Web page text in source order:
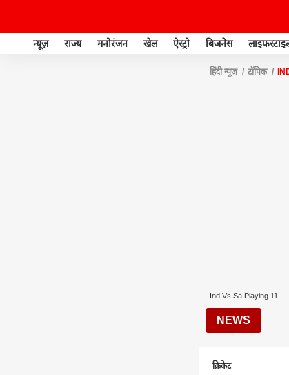
न्यूज़ राज्य मनोरंजन खेल ऐस्ट्रो बिजनेस
हिंदी न्यूज़ टॉपिक
Ind Vs Sa Playing 11
NEWS
क्रिकेट